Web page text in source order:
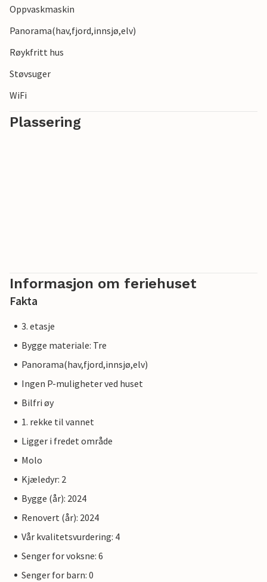
Oppvaskmaskin
Panorama(hav,fjord,innsjø,elv)
Røykfritt hus
Støvsuger
WiFi
Plassering
Informasjon om feriehuset
Fakta
3. etasje
Bygge materiale: Tre
Panorama(hav,fjord,innsjø,elv)
Ingen P-muligheter ved huset
Bilfri øy
1. rekke til vannet
Ligger i fredet område
Molo
Kjæledyr: 2
Bygge (år): 2024
Renovert (år): 2024
Vår kvalitetsvurdering: 4
Senger for voksne: 6
Senger for barn: 0